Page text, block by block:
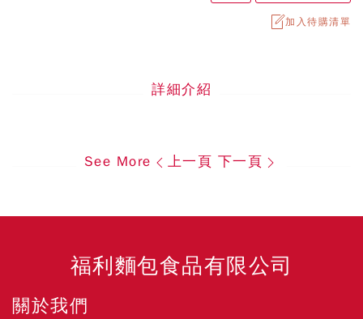
加入待購清單
詳細介紹
See More 上一頁 下一頁
福利麵包食品有限公司
關於我們